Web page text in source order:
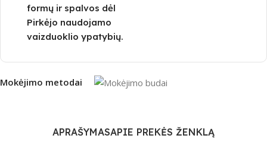
formų ir spalvos dėl
Pirkėjo naudojamo
vaizduoklio ypatybių.
Mokėjimo metodai
APRAŠYMASAPIE PREKĖS ŽENKLĄ